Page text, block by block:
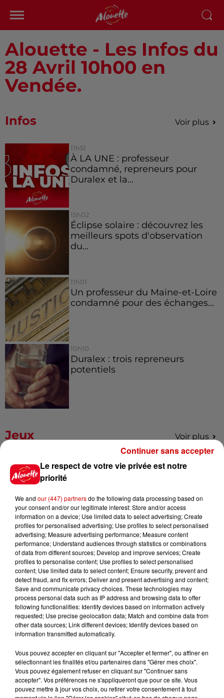
Alouette - Les Infos du
28 Avril 10h00 en
Vendée.
Infos Voir plus
11h51
À LA UNE : professeur
condamné, repreneurs pour
Duralex et la...
15h02
Éclipse solaire : découvrez les
meilleurs spots d'observation
du...
11h01
Un professeur du Maine-et-Loire
condamné pour des échanges...
10h10
Duralex : trois repreneurs
potentiels
Jeux Voir plus
Gagnez vos places pour le
Festival du Roi Arthur 2026 !
Gagnez vos entrées pour le
Musée du Sport Automobile au
Mans !
Alouette vous invite à
Futuroscope Xperiences !
Le Duel - Gagnez votre balade
en jet ski !
Le respect de votre vie privée est notre
priorité
We and our (447) partnersdo the following data processing based on
your consent and/or our legitimate interest: Store and/or access
information on a device; Use limited data to select advertising; Create
profiles for personalised advertising; Use profiles to select personalised
advertising; Measure advertising performance; Measure content
performance; Understand audiences through statistics or combinations
of data from different sources; Develop and improve services; Create
profiles to personalise content; Use profiles to select personalised
content; Use limited data to select content; Ensure security, prevent and
detect fraud, and fix errors; Deliver and present advertising and content;
Save and communicate privacy choices. These technologies may
process personal data such as IP address and browsing data to offer
following functionalities: Identify devices based on information actively
requested; Use precise geolocation data; Match and combine data from
other data sources; Link different devices; Identify devices based on
information transmitted automatically.
Vous pouvez accepter en cliquant sur "Accepter et fermer", ou affiner en
sélectionnant les finalités et/ou partenaires dans "Gérer mes choix".
Vous pouvez également refuser en cliquant sur "Continuer sans
accepter". Vos préférences ne s'appliqueront que pour ce site. Vous
pouvez mettre à jour vos choix, ou retirer votre consentement à tout
Continuer sans accepter